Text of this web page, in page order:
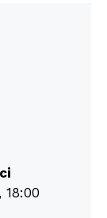
18:00